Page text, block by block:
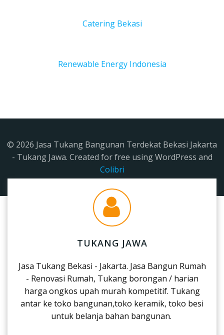
Catering Bekasi
Renewable Energy Indonesia
© 2026 Jasa Tukang Bangunan Terdekat Bekasi Jakarta
- Tukang Jawa. Created for free using WordPress and
Colibri
TUKANG JAWA
Jasa Tukang Bekasi - Jakarta. Jasa Bangun Rumah
- Renovasi Rumah, Tukang borongan / harian
harga ongkos upah murah kompetitif. Tukang
antar ke toko bangunan,toko keramik, toko besi
untuk belanja bahan bangunan.